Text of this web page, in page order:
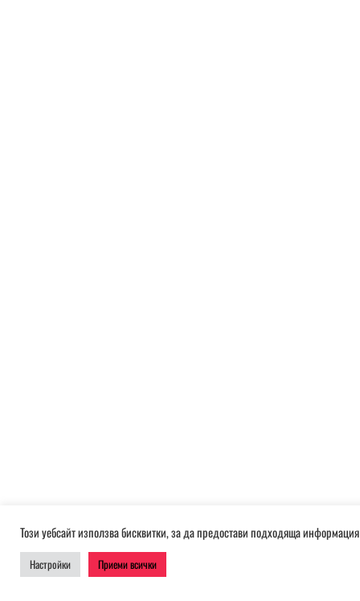
Този уебсайт използва бисквитки, за да предостави подходяща
Настройки Приеми всички